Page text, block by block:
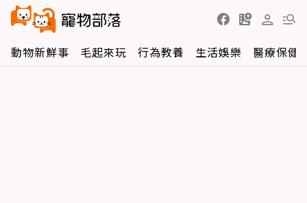
聯合線上公司 著作權所有 ©2025
動物新鮮事 毛起來玩 行為教養 生活娛樂 醫療保健